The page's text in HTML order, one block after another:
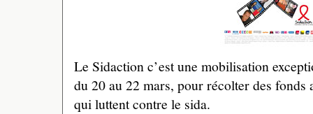
Le Sidaction c’est une mobilisation
du 20 au 22 mars, pour récolter des fonds
qui luttent contre le sida.